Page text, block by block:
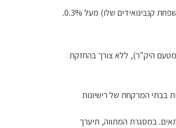
מטעם היק"ר), ללא צורך בהחזקת
בבתי המרקחת של רישיונות
במסגרת המתווה, תיערך